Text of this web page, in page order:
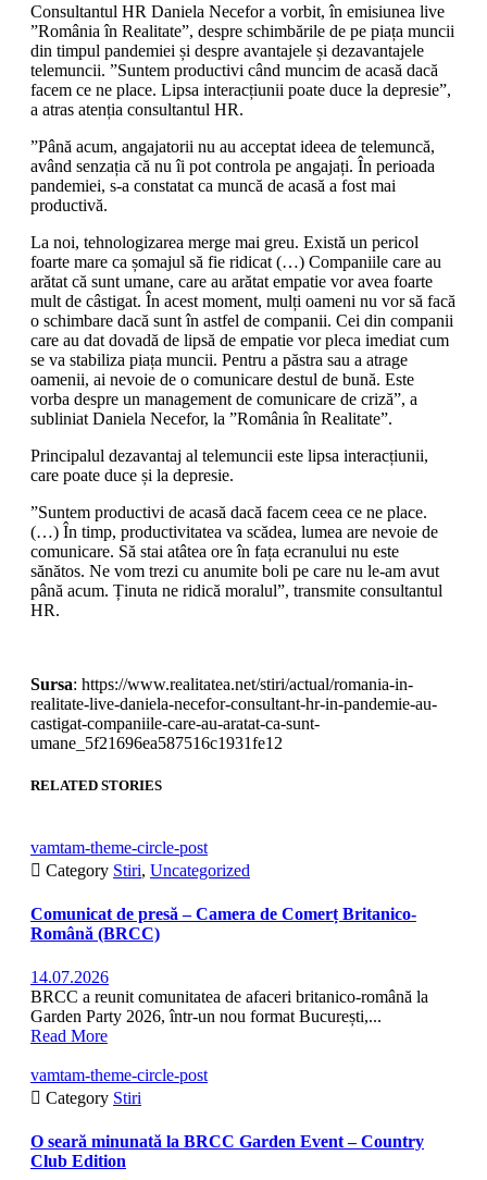
Consultantul HR Daniela Necefor a vorbit, în emisiunea live
”România în Realitate”, despre schimbările de pe piața muncii
din timpul pandemiei și despre avantajele și dezavantajele
telemuncii. ”Suntem productivi când muncim de acasă dacă
facem ce ne place. Lipsa interacțiunii poate duce la depresie”,
a atras atenția consultantul HR.
”Până acum, angajatorii nu au acceptat ideea de telemuncă,
având senzația că nu îi pot controla pe angajați. În perioada
pandemiei, s-a constatat ca muncă de acasă a fost mai
productivă.
La noi, tehnologizarea merge mai greu. Există un pericol
foarte mare ca șomajul să fie ridicat (…) Companiile care au
arătat că sunt umane, care au arătat empatie vor avea foarte
mult de câstigat. În acest moment, mulți oameni nu vor să facă
o schimbare dacă sunt în astfel de companii. Cei din companii
care au dat dovadă de lipsă de empatie vor pleca imediat cum
se va stabiliza piața muncii. Pentru a păstra sau a atrage
oamenii, ai nevoie de o comunicare destul de bună. Este
vorba despre un management de comunicare de criză”, a
subliniat Daniela Necefor, la ”România în Realitate”.
Principalul dezavantaj al telemuncii este lipsa interacțiunii,
care poate duce și la depresie.
”Suntem productivi de acasă dacă facem ceea ce ne place.
(…) În timp, productivitatea va scădea, lumea are nevoie de
comunicare. Să stai atâtea ore în fața ecranului nu este
sănătos. Ne vom trezi cu anumite boli pe care nu le-am avut
până acum. Ținuta ne ridică moralul”, transmite consultantul
HR.
Sursa: https://www.realitatea.net/stiri/actual/romania-in-
realitate-live-daniela-necefor-consultant-hr-in-pandemie-au-
castigat-companiile-care-au-aratat-ca-sunt-
umane_5f21696ea587516c1931fe12
RELATED STORIES
vamtam-theme-circle-post
 Category Stiri, Uncategorized
Comunicat de presă – Camera de Comerț Britanico-
Română (BRCC)
14.07.2026
BRCC a reunit comunitatea de afaceri britanico-română la
Garden Party 2026, într-un nou format București,...
Read More
vamtam-theme-circle-post
 Category Stiri
O seară minunată la BRCC Garden Event – Country
Club Edition